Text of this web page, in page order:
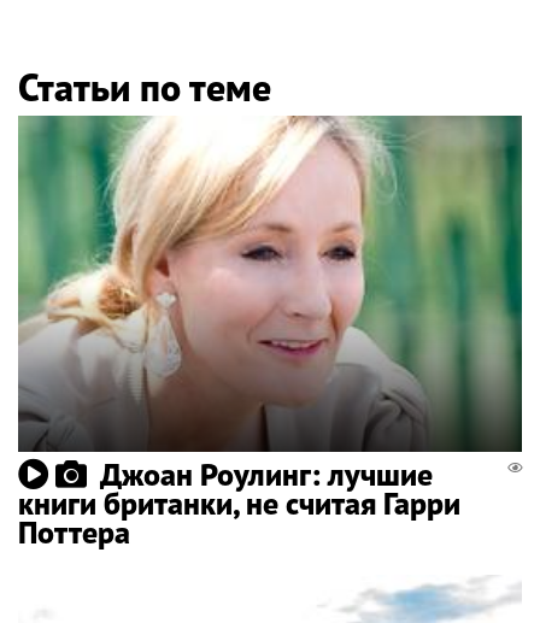
Статьи по теме
Джоан Роулинг: лучшие
книги британки, не считая Гарри
Поттера